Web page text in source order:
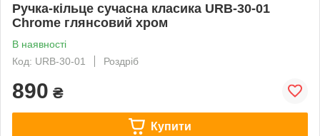
Ручка-кільце сучасна класика URB-30-01
Chrome глянсовий хром
В наявності
Код: URB-30-01
Роздріб
890 ₴
Купити